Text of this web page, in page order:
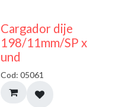
50% DESCUENTO
Cargador dije
198/11mm/SP x
und
Cod: 05061